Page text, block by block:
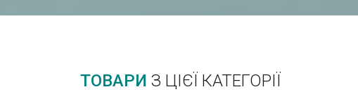
ТОВАРИ З ЦІЄЇ КАТЕГОРІЇ